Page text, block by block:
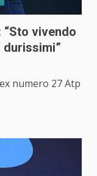
“Sto vivendo
durissimi”
numero 27 Atp